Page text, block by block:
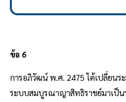
ข้อ 6
การอภิวัฒน์ พ.ศ. 2475 ได้เปลี่ยนร
ระบบสมบูรณาญาสิทธิราชย์มาเป็